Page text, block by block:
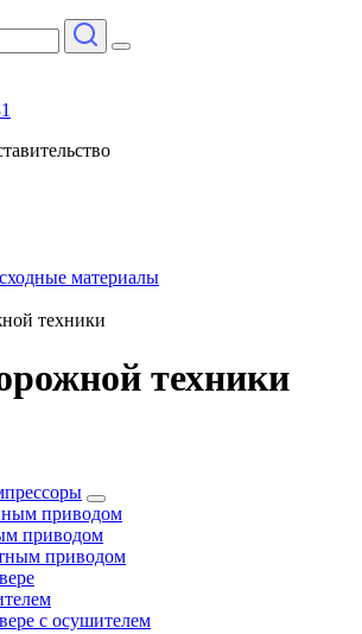
материалы
техники
техники
приводом
приводом
приводом
с осушителем